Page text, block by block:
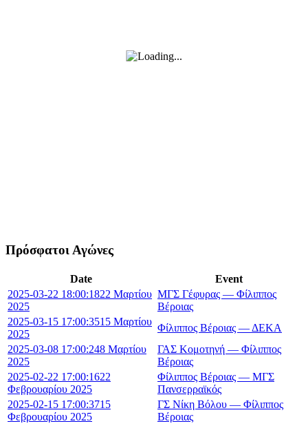
Πρόσφατοι Αγώνες
Date
Event
2025-03-22 18:00:1822 Μαρτίου
2025
ΜΓΣ Γέφυρας — Φίλιππος
Βέροιας
2025-03-15 17:00:3515 Μαρτίου
2025
Φίλιππος Βέροιας — ΔΕΚΑ
2025-03-08 17:00:248 Μαρτίου
2025
ΓΑΣ Κομοτηνή — Φίλιππος
Βέροιας
2025-02-22 17:00:1622
Φεβρουαρίου 2025
Φίλιππος Βέροιας — ΜΓΣ
Πανσερραϊκός
2025-02-15 17:00:3715
Φεβρουαρίου 2025
ΓΣ Νίκη Βόλου — Φίλιππος
Βέροιας